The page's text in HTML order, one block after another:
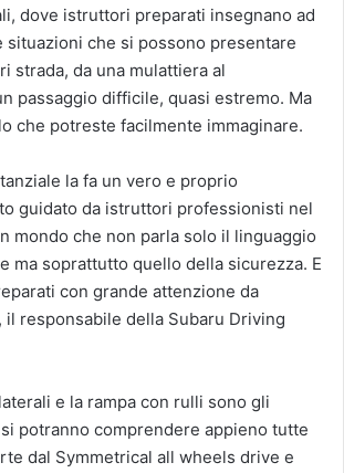
dove istruttori preparati insegnano ad
che si possono presentare
strada, da una mulattiera al
passaggio difficile, quasi estremo. Ma
che potreste facilmente immaginare.
la fa un vero e proprio
guidato da istruttori professionisti nel
mondo che non parla solo il linguaggio
ma soprattutto quello della sicurezza. E
con grande attenzione da
il responsabile della Subaru Driving
e la rampa con rulli sono gli
potranno comprendere appieno tutte
dal Symmetrical all wheels drive e